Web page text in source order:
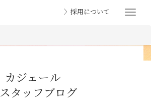
Toggle
〉採用について
カジェール
スタッフブログ